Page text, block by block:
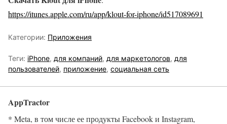
https://itunes.apple.com/ru/app/klout-for-iphone/id517089691
Категории: Приложения
Теги: iPhone, для компаний, для маркетологов, для
пользователей, приложение, социальная сеть
AppTractor
* Meta, в том числе ее продукты Facebook и Instagram,